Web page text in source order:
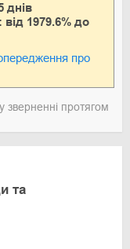
днів
від 1979.6% до
про
протягом
та